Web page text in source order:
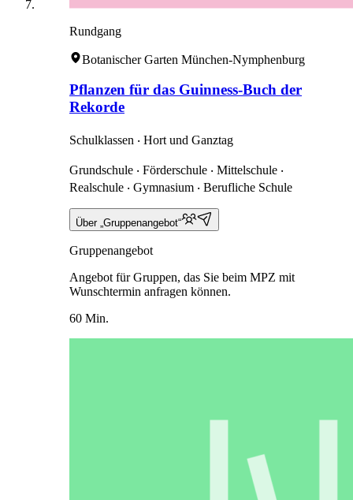
Rundgang
Botanischer Garten München-Nymphenburg
Pflanzen für das Guinness-Buch der
Rekorde
Schulklassen ‧ Hort und Ganztag
Grundschule ‧ Förderschule ‧ Mittelschule ‧
Realschule ‧ Gymnasium ‧ Berufliche Schule
Über „Gruppenangebot“
Gruppenangebot
Angebot für Gruppen, das Sie beim MPZ mit
Wunschtermin anfragen können.
60 Min.